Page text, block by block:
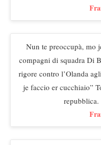
Nun te preoccupà, mo
compagni di squadra Di
rigore contro l’Olanda
je faccio er cucchiaio”